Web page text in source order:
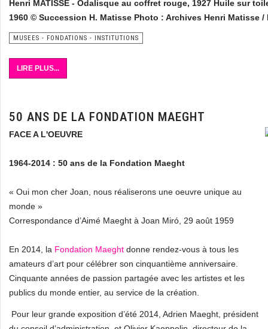
Henri MATISSE - Odalisque au coffret rouge, 1927 Huile sur
1960 © Succession H. Matisse Photo : Archives Henri Matisse /
MUSEES - FONDATIONS - INSTITUTIONS
LIRE PLUS...
50 ANS DE LA FONDATION MAEGHT
FACE A L'OEUVRE
1964-2014 : 50 ans de la Fondation Maeght
« Oui mon cher Joan, nous réaliserons une oeuvre unique au
monde »
Correspondance d’Aimé Maeght à Joan Miró, 29 août 1959
En 2014, la Fondation Maeght donne rendez-vous à tous les
amateurs d’art pour célébrer son cinquantième anniversaire.
Cinquante années de passion partagée avec les artistes et les
publics du monde entier, au service de la création.
Pour leur grande exposition d’été 2014, Adrien Maeght, président